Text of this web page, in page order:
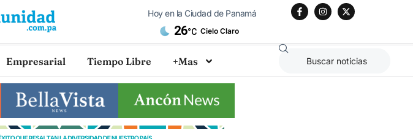
Hoy en la Ciudad de Panamá
26°C Cielo Claro
Empresarial Tiempo Libre +Mas